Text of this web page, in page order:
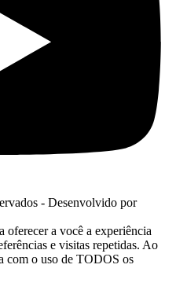
- Desenvolvido por
oferecer a você a experiência
e visitas repetidas. Ao
com o uso de TODOS os